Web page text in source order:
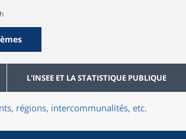
L'INSEE ET LA STATISTIQUE PUBLIQUE
régions, intercommunalités, etc.